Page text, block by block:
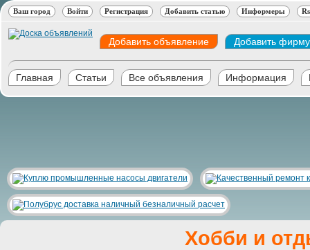
Ваш город Войти Регистрация Добавить статью Информеры
Добавить объявление Добавить фирму
Главная Статьи Все объявления Информация
Хобби и